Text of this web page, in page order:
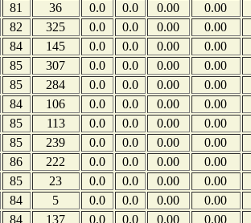
81 36 0.0 0.0 0.00 0.00
82 325 0.0 0.0 0.00 0.00
84 145 0.0 0.0 0.00 0.00
85 307 0.0 0.0 0.00 0.00
85 284 0.0 0.0 0.00 0.00
84 106 0.0 0.0 0.00 0.00
85 113 0.0 0.0 0.00 0.00
85 239 0.0 0.0 0.00 0.00
86 222 0.0 0.0 0.00 0.00
85 23 0.0 0.0 0.00 0.00
84 5 0.0 0.0 0.00 0.00
84 137 0.0 0.0 0.00 0.00